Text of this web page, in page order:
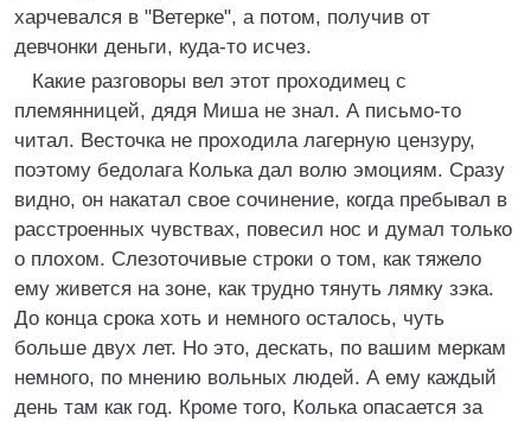
харчевался в "Ветерке", а потом, получив от
девчонки деньги, куда-то исчез.
Какие разговоры вел этот проходимец с
племянницей, дядя Миша не знал. А письмо-то
читал. Весточка не проходила лагерную цензуру,
поэтому бедолага Колька дал волю эмоциям. Сразу
видно, он накатал свое сочинение, когда пребывал в
расстроенных чувствах, повесил нос и думал только
о плохом. Слезоточивые строки о том, как тяжело
ему живется на зоне, как трудно тянуть лямку зэка.
До конца срока хоть и немного осталось, чуть
больше двух лет. Но это, дескать, по вашим меркам
немного, по мнению вольных людей. А ему каждый
день там как год. Кроме того, Колька опасается за